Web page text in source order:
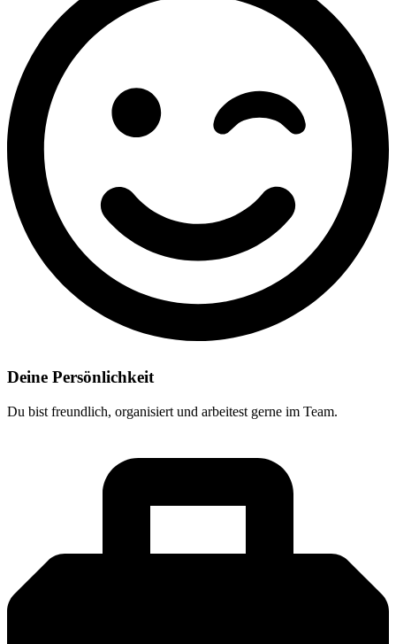
Deine Persönlichkeit
Du bist freundlich, organisiert und arbeitest gerne im Team.